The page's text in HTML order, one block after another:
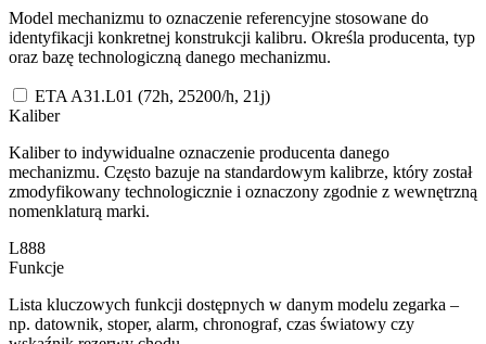
Model mechanizmu to oznaczenie referencyjne stosowane do
identyfikacji konkretnej konstrukcji kalibru. Określa producenta, typ
oraz bazę technologiczną danego mechanizmu.
ETA A31.L01 (72h, 25200/h, 21j)
Kaliber
Kaliber to indywidualne oznaczenie producenta danego
mechanizmu. Często bazuje na standardowym kalibrze, który został
zmodyfikowany technologicznie i oznaczony zgodnie z wewnętrzną
nomenklaturą marki.
L888
Funkcje
Lista kluczowych funkcji dostępnych w danym modelu zegarka –
np. datownik, stoper, alarm, chronograf, czas światowy czy